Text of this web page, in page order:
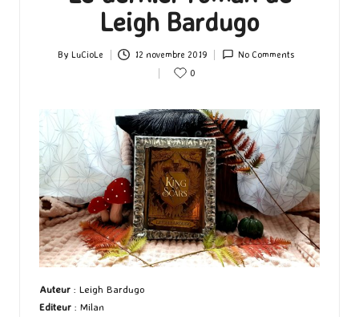
Leigh Bardugo
Posted
By LuCioLe 12 novembre 2019
No Comments
0
Auteur : Leigh Bardugo
Editeur : Milan